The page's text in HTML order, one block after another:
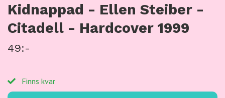
Kidnappad - Ellen Steiber -
Citadell - Hardcover 1999
49:-
Finns kvar